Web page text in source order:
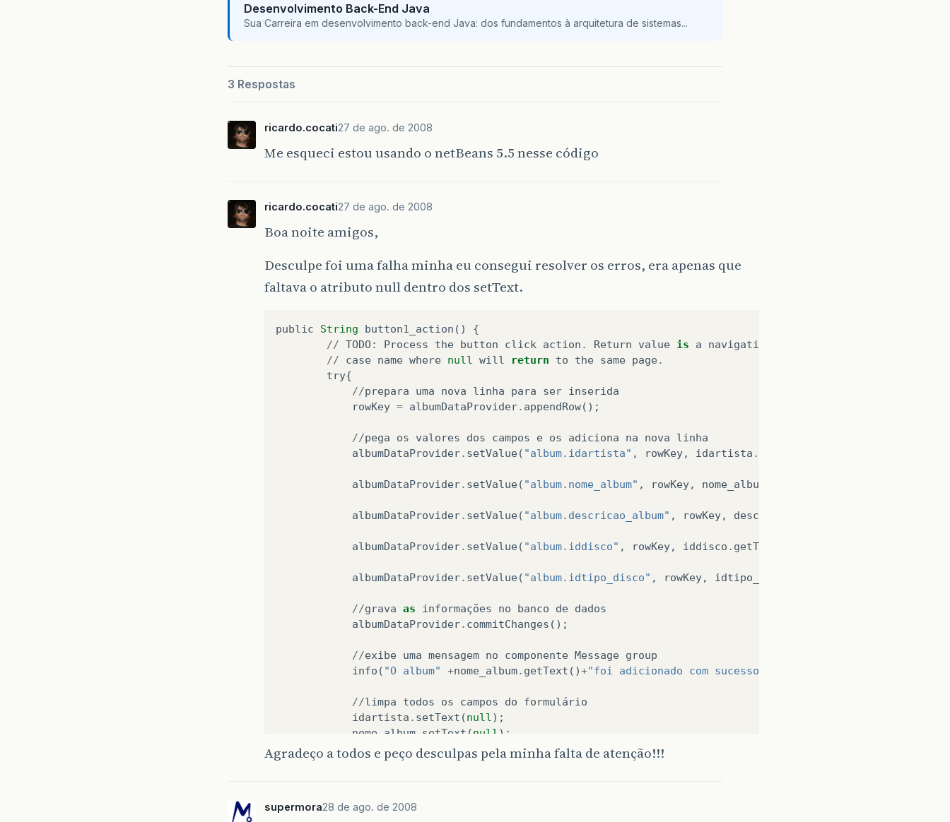
Desenvolvimento Back-End Java
Sua Carreira em desenvolvimento back-end Java: dos fundamentos à arquitetura de sistemas...
3 Respostas
ricardo.cocati27 de ago. de 2008
Me esqueci estou usando o netBeans 5.5 nesse código
ricardo.cocati27 de ago. de 2008
Boa noite amigos,
Desculpe foi uma falha minha eu consegui resolver os erros, era apenas que
faltava o atributo null dentro dos setText.
public String button1_action ()
{
// TODO: Process the button click action . Return value is a
navigation
//
case name where null will return to the same page.
try{
//prepara uma nova linha para ser inserida
rowKey = albumDataProvider. appendRow();
//pega os valores dos campos e os adiciona na nova
linha
albumDataProvider. setValue( "album.idartista" , rowKey, idartista .
albumDataProvider. setValue( "album.nome_album" , rowKey, nome_album
albumDataProvider. setValue( "album.descricao_album" , rowKey, descricao_album
albumDataProvider. setValue( "album.iddisco" , rowKey, iddisco . getText
albumDataProvider. setValue( "album.idtipo_disco" , rowKey, idtipo_disco
//grava as informações no banco de dados
albumDataProvider. commitChanges ();
//exibe uma mensagem no componente Message group
info ( "O album" +nome_album. getText ()+"foi adicionado com sucesso"
//limpa todos os campos do
formulário
idartista . setText (null );
nome_album setText (null );
descricao_album .setText null
);
iddisco
.setText null
);
/*
Agradeço a todos e peço desculpas pela minha falta de atenção!!!
supermora28 de ago. de 2008